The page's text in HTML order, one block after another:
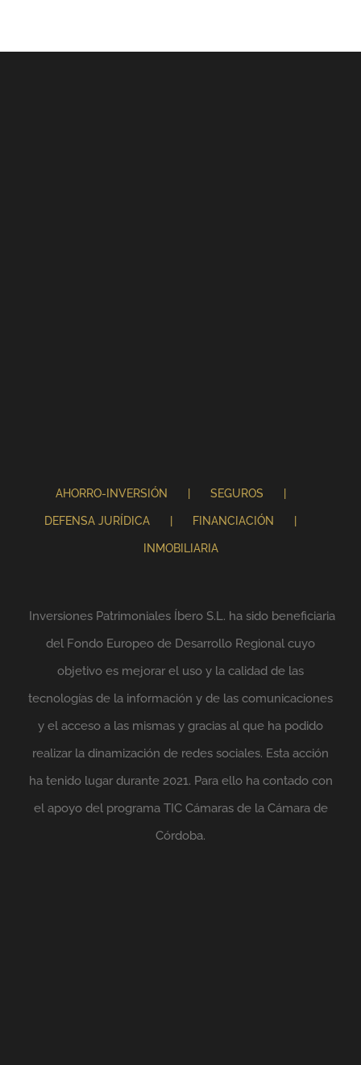
AHORRO-INVERSIÓN SEGUROS
DEFENSA JURÍDICA FINANCIACIÓN
INMOBILIARIA
Inversiones Patrimoniales Íbero S.L. ha sido beneficiaria
del Fondo Europeo de Desarrollo Regional cuyo
objetivo es mejorar el uso y la calidad de las
tecnologías de la información y de las comunicaciones
y el acceso a las mismas y gracias al que ha podido
realizar la dinamización de redes sociales. Esta acción
ha tenido lugar durante 2021. Para ello ha contado con
el apoyo del programa TIC Cámaras de la Cámara de
Córdoba.